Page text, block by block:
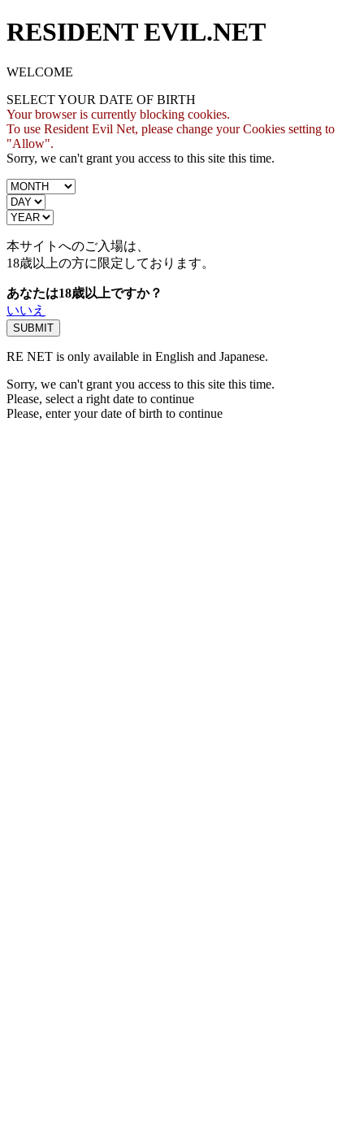
RESIDENT EVIL.NET
WELCOME
SELECT YOUR DATE OF BIRTH
Your browser is currently blocking cookies.
To use Resident Evil Net, please change your Cookies setting to
"Allow".
Sorry, we can't grant you access to this site this time.
本サイトへのご入場は、
18歳以上の方に限定しております。
あなたは18歳以上ですか？
いいえ
RE NET is only available in English and Japanese.
Sorry, we can't grant you access to this site this time.
Please, select a right date to continue
Please, enter your date of birth to continue